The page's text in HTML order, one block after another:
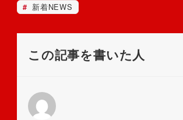
新着NEWS
この記事を書いた人